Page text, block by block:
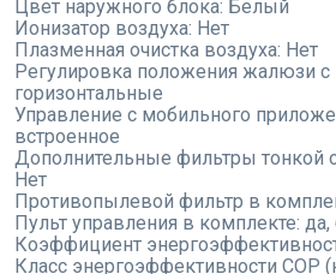
Цвет наружного блока: Белый
Ионизатор воздуха: Нет
Плазменная очистка воздуха: Нет
Регулировка положения жалюзи с
горизонтальные
Управление с мобильного
встроенное
Дополнительные фильтры тонкой
Нет
Противопылевой фильтр в
Пульт управления в комплекте: да,
Коэффициент
Класс энергоэффективности COP